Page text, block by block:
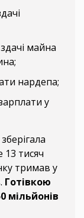
майна
нардепа;
у
13 тисяч
тримав у
Готівкою
мільйонів